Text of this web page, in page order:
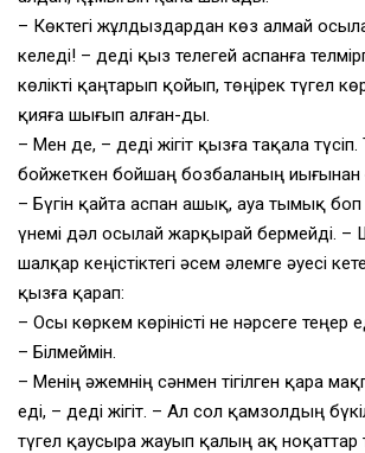
– Көктегі жұлдыздардан көз алмай
келеді! – деді қыз телегей аспанға
көлікті қаңтарып қойып, төңірек түгел
қияға шығып алған-ды.
– Мен де, – деді жігіт қызға тақала
бойжеткен бойшаң бозбаланың иығынан
– Бүгін қайта аспан ашық, ауа тымық боп
үнемі дәл осылай жарқырай бермейді. –
шалқар кеңістіктегі әсем әлемге әуесі
қызға қарап:
– Осы көркем көріністі не нәрсеге теңер
– Білмеймін.
– Менің әжемнің сәнмен тігілген қара
еді, – деді жігіт. – Ал сол қамзолдың
түгел қаусыра жауып қалың ақ ноқаттар